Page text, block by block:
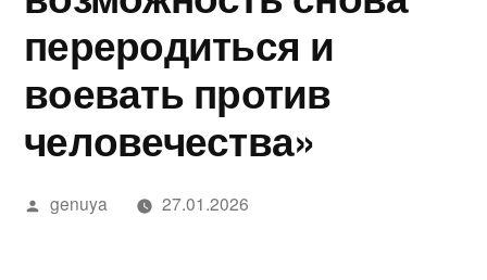
נחש
—
חשפניות
בישראל
בהלם
2025in
Israel…
While
בדיקה
в
Google»
מידע,
מודעות
ואבחון
בחיפה
переродиться и
воевать против
человечества»
Написано
genuya 27.01.2026